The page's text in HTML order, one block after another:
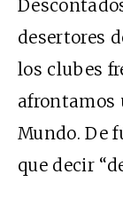
desertores
los clubes
afrontamos
Mundo. De
que decir